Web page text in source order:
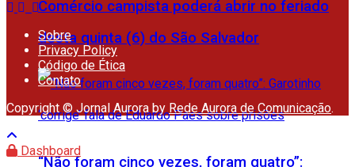
Comércio campista poderá abrir no feriado
desta quinta (6) do São Salvador
“Não foram cinco vezes, foram quatro”:
Sobre
Privacy Policy
Código de Ética
Contato
Copyright © Jornal Aurora by Rede Aurora de Comunicação.
Dashboard